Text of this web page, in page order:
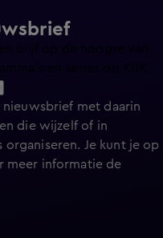
blijf op de hoogte van
met daarin
die wijzelf of in
Je kunt je op
meer informatie de